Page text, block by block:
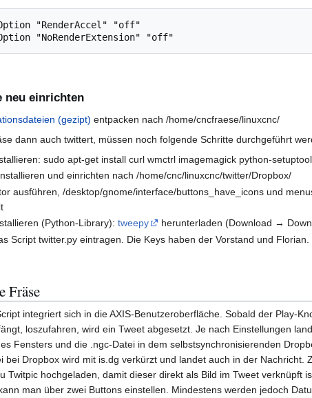
neu einrichten
(gezipt) entpacken nach /home/cncfraese/linuxcnc/
dann auch twittert, müssen noch folgende Schritte durchgeführt
sudo apt-get install curl wmctrl imagemagick python-
und einrichten nach /home/cnc/linuxcnc/twitter/Dropbox/
ausführen, /desktop/gnome/interface/buttons_have_icons und
(Python-Library):tweepy
herunterladen (Download →
Script twitter.py eintragen. Die Keys haben der Vorstand und Florian.
Fräse
integriert sich in die AXIS-Benutzeroberfläche. Sobald der Play-
loszufahren, wird ein Tweet abgesetzt. Je nach Einstellungen
Fensters und die .ngc-Datei in dem selbstsynchronisierenden
bei Dropbox wird mit is.dg verkürzt und landet auch in der Nachricht.
Twitpic hochgeladen, damit dieser direkt als Bild im Tweet verknüpft
man über zwei Buttons einstellen. Mindestens werden jedoch